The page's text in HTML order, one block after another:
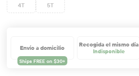
4T 5T
Envío a domicilio Recogida el mismo día
Indisponible